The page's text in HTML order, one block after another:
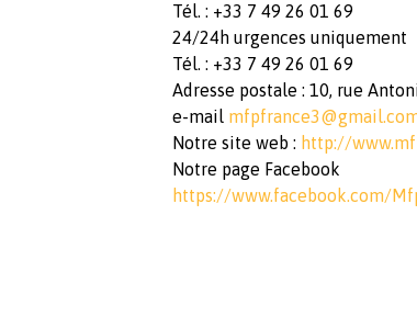
Tél. : +33 7 49 26 01 69
24/24h urgences uniquement
Tél. : +33 7 49 26 01 69
Adresse postale : 10, rue
e-mail
Notre site web : http://
Notre page Facebook
https://www.facebook.com/